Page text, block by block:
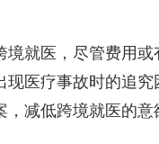
就医，尽管费用
医疗事故时的追
减低跨境就医的